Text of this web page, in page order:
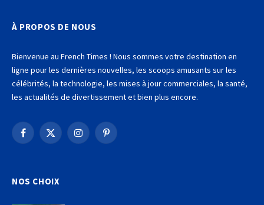
À PROPOS DE NOUS
Bienvenue au French Times ! Nous sommes votre destination en
ligne pour les dernières nouvelles, les scoops amusants sur les
célébrités, la technologie, les mises à jour commerciales, la santé,
les actualités de divertissement et bien plus encore.
Facebook
X
InstagramPinterest
NOS CHOIX